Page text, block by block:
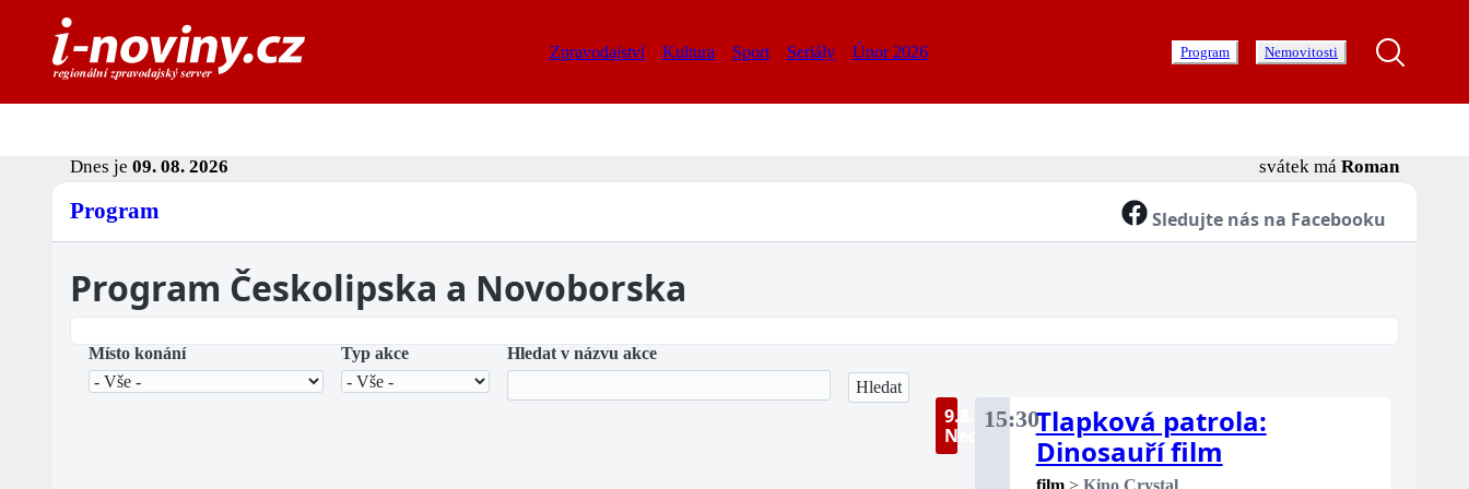
Zpravodajství Kultura Sport Seriály Únor 2026 Program Nemovitosti
Dnes je 09. 08. 2026 svátek má Roman
Program Sledujte nás na Facebooku
Program Českolipska a Novoborska
Místo konání Typ akce Hledat v názvu akce
9.8.
Neděle
15:30Tlapková patrola:
Dinosauří film